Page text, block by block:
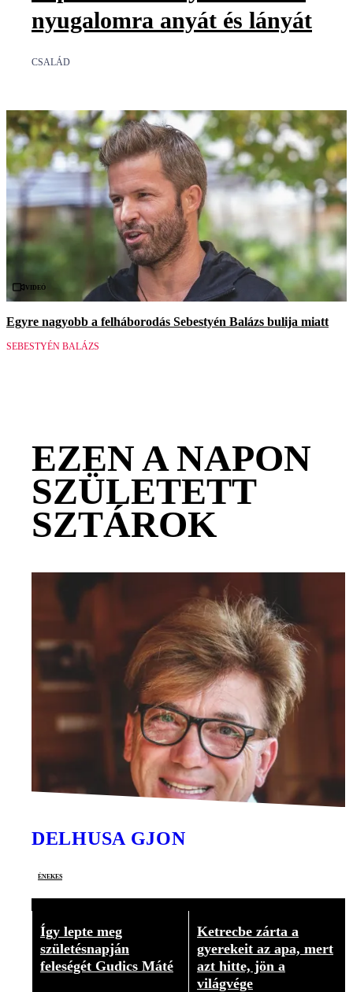
nyugalomra anyát és lányát
CSALÁD
Videó
Egyre nagyobb a felháborodás Sebestyén Balázs bulija miatt
SEBESTYÉN BALÁZS
EZEN A NAPON
SZÜLETETT
SZTÁROK
DELHUSA GJON
énekes
Így lepte meg
születésnapján
feleségét Gudics Máté
Ketrecbe zárta a
gyerekeit az apa, mert
azt hitte, jön a
világvége